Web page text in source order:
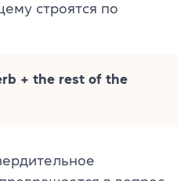
строятся по
+ the rest of the